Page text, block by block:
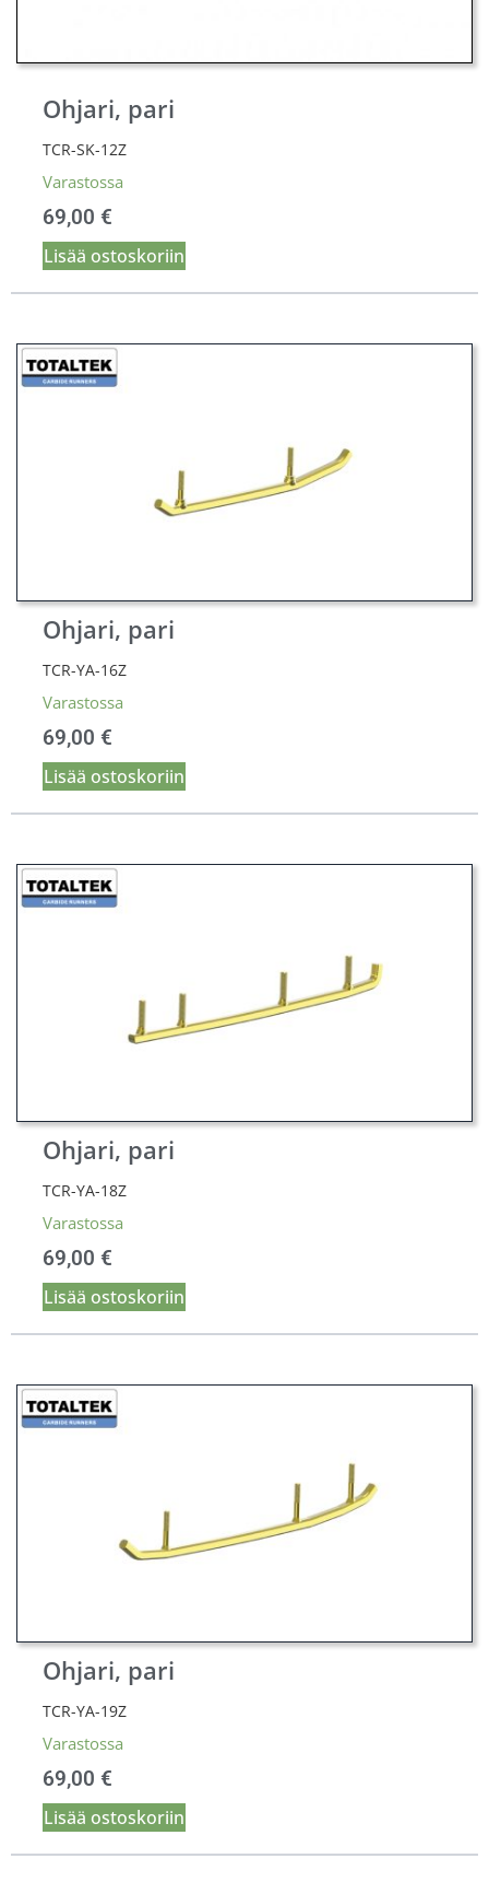
Ohjari, pari
TCR-SK-12Z
Varastossa
69,00 €
Lisää ostoskoriin
Ohjari, pari
TCR-YA-16Z
Varastossa
69,00 €
Lisää ostoskoriin
Ohjari, pari
TCR-YA-18Z
Varastossa
69,00 €
Lisää ostoskoriin
Ohjari, pari
TCR-YA-19Z
Varastossa
69,00 €
Lisää ostoskoriin